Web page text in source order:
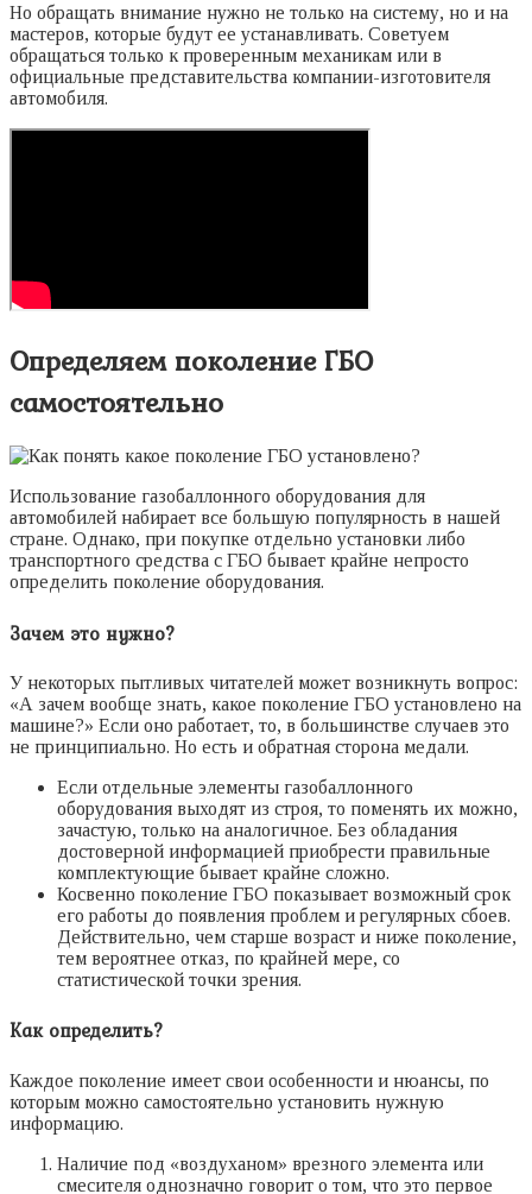
Но обращать внимание нужно не только на систему, но и на
мастеров, которые будут ее устанавливать. Советуем
обращаться только к проверенным механикам или в
официальные представительства компании-изготовителя
автомобиля.
Определяем поколение ГБО
самостоятельно
Использование газобаллонного оборудования для
автомобилей набирает все большую популярность в нашей
стране. Однако, при покупке отдельно установки либо
транспортного средства с ГБО бывает крайне непросто
определить поколение оборудования.
Зачем это нужно?
У некоторых пытливых читателей может возникнуть вопрос:
«А зачем вообще знать, какое поколение ГБО установлено на
машине?» Если оно работает, то, в большинстве случаев это
не принципиально. Но есть и обратная сторона медали.
Если отдельные элементы газобаллонного
оборудования выходят из строя, то поменять их можно,
зачастую, только на аналогичное. Без обладания
достоверной информацией приобрести правильные
комплектующие бывает крайне сложно.
Косвенно поколение ГБО показывает возможный срок
его работы до появления проблем и регулярных сбоев.
Действительно, чем старше возраст и ниже поколение,
тем вероятнее отказ, по крайней мере, со
статистической точки зрения.
Как определить?
Каждое поколение имеет свои особенности и нюансы, по
которым можно самостоятельно установить нужную
информацию.
Наличие под «воздуханом» врезного элемента или
смесителя однозначно говорит о том, что это первое